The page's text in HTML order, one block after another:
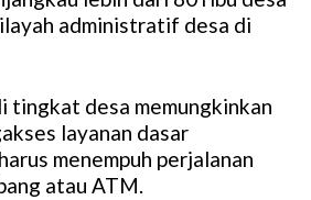
administratif desa di
tingkat desa memungkinkan
layanan dasar
menempuh perjalanan
atau ATM.